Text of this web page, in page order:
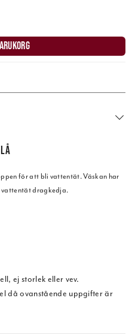
för att bli vattentät. Väskan har
vattentät dragkedja.
ej storlek eller vev.
då ovanstående uppgifter är